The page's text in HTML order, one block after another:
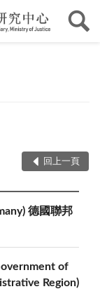
回上一頁
德國聯邦
of
Region)